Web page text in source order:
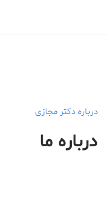
درباره دکتر مجازی
درباره ما